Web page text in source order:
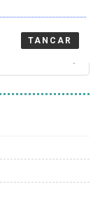
TANCAR